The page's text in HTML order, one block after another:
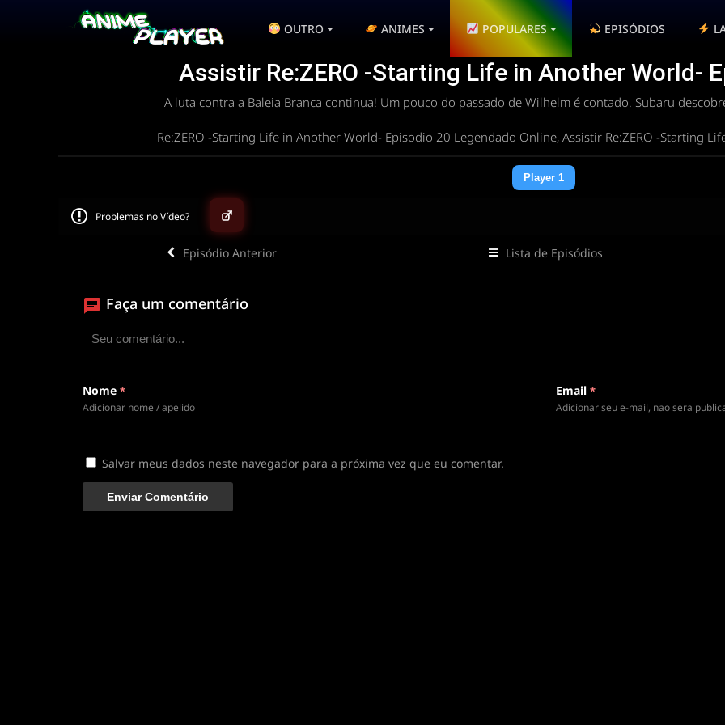
OUTRO ANIMES POPULARES EPISÓDIOS
Assistir Re:ZERO -Starting Life in Another World-
A luta contra a Baleia Branca continua! Um pouco do passado de Wilhelm é contado. Subaru
Re:ZERO -Starting Life in Another World- Episodio 20 Legendado Online, Assistir Re:ZERO -Starting
Player 1
▶
Clique para assistir
Problemas no Vídeo?
Episódio Anterior Lista de Episódios
Faça um comentário
Nome *
Adicionar nome / apelido
Email *
Adicionar seu e-mail, nao sera
Salvar meus dados neste navegador para a próxima vez que eu comentar.